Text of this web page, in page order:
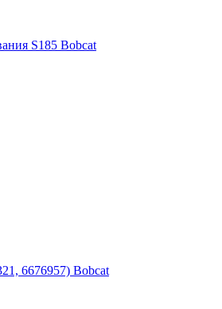
S185 Bobcat
6676957) Bobcat